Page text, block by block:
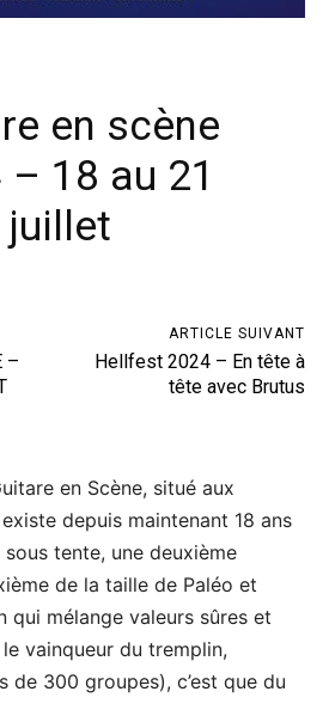
en scène
– 18 au 21
juillet
–
ARTICLE SUIVANT
Hellfest 2024 – En tête à
tête avec Brutus
en Scène, situé aux
depuis maintenant 18 ans
tente, une deuxième
de la taille de Paléo et
qui mélange valeurs sûres et
vainqueur du tremplin,
de 300 groupes), c’est que du